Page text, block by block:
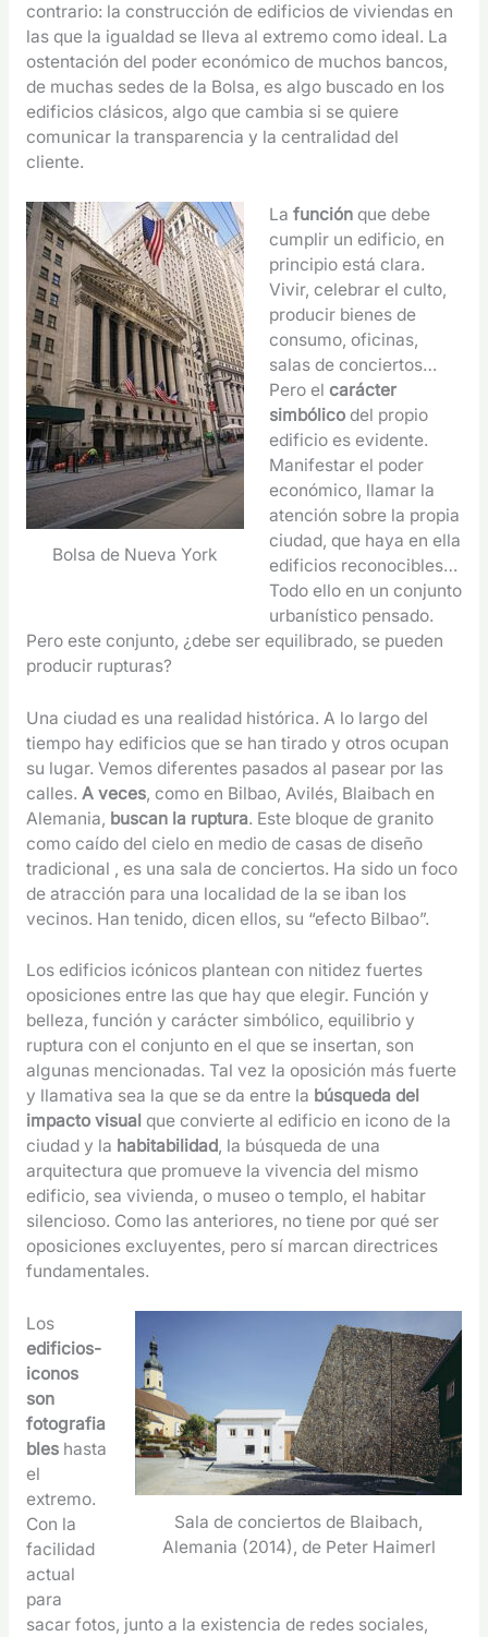
contrario: la construcción de edificios de viviendas en
las que la igualdad se lleva al extremo como ideal. La
ostentación del poder económico de muchos bancos,
de muchas sedes de la Bolsa, es algo buscado en los
edificios clásicos, algo que cambia si se quiere
comunicar la transparencia y la centralidad del
cliente.
Bolsa de Nueva York
Lafunciónque debe
cumplir un edificio, en
principio está clara.
Vivir, celebrar el culto,
producir bienes de
consumo, oficinas,
salas de conciertos…
Pero elcarácter
simbólico del propio
edificio es evidente.
Manifestar el poder
económico, llamar la
atención sobre la propia
ciudad, que haya en ella
edificios reconocibles…
Todo ello en un conjunto
urbanístico pensado.
Pero este conjunto, ¿debe ser equilibrado, se pueden
producir rupturas?
Una ciudad es una realidad histórica. A lo largo del
tiempo hay edificios que se han tirado y otros ocupan
su lugar. Vemos diferentes pasados al pasear por las
calles. A veces, como en Bilbao, Avilés, Blaibach en
Alemania, buscan la ruptura. Este bloque de granito
como caído del cielo en medio de casas de diseño
tradicional , es una sala de conciertos. Ha sido un foco
de atracción para una localidad de la se iban los
vecinos. Han tenido, dicen ellos, su “efecto Bilbao”.
Los edificios icónicos plantean con nitidez fuertes
oposiciones entre las que hay que elegir. Función y
belleza, función y carácter simbólico, equilibrio y
ruptura con el conjunto en el que se insertan, son
algunas mencionadas. Tal vez la oposición más fuerte
y llamativa sea la que se da entre la búsqueda del
impacto visual que convierte al edificio en icono de la
ciudad y la habitabilidad, la búsqueda de una
arquitectura que promueve la vivencia del mismo
edificio, sea vivienda, o museo o templo, el habitar
silencioso. Como las anteriores, no tiene por qué ser
oposiciones excluyentes, pero sí marcan directrices
fundamentales.
Sala de conciertos de Blaibach,
Alemania (2014), de Peter Haimerl
Los
edificios-
iconos
son
fotografia
bleshasta
el
extremo.
Con la
facilidad
actual
para
sacar fotos, junto a la existencia de redes sociales,